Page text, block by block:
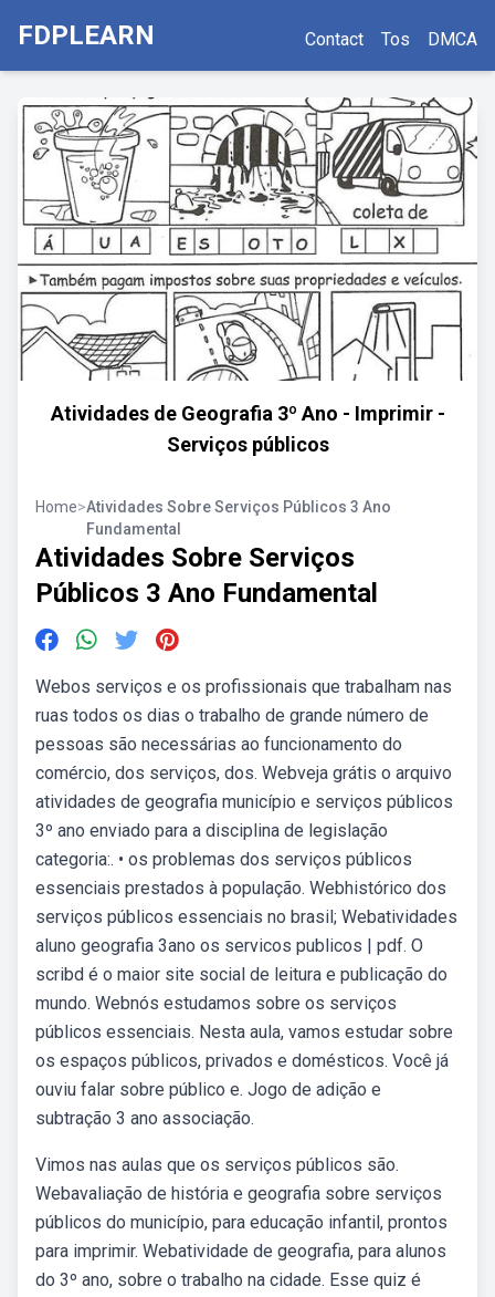
FDPLEARN Contact Tos DMCA
Atividades de Geografia 3º Ano - Imprimir -
Serviços públicos
Home>Atividades Sobre Serviços Públicos 3 Ano
Fundamental
Atividades Sobre Serviços
Públicos 3 Ano Fundamental
Webos serviços e os profissionais que trabalham nas
ruas todos os dias o trabalho de grande número de
pessoas são necessárias ao funcionamento do
comércio, dos serviços, dos. Webveja grátis o arquivo
atividades de geografia município e serviços públicos
3º ano enviado para a disciplina de legislação
categoria:. • os problemas dos serviços públicos
essenciais prestados à população. Webhistórico dos
serviços públicos essenciais no brasil; Webatividades
aluno geografia 3ano os servicos publicos | pdf. O
scribd é o maior site social de leitura e publicação do
mundo. Webnós estudamos sobre os serviços
públicos essenciais. Nesta aula, vamos estudar sobre
os espaços públicos, privados e domésticos. Você já
ouviu falar sobre público e. Jogo de adição e
subtração 3 ano associação.
Vimos nas aulas que os serviços públicos são.
Webavaliação de história e geografia sobre serviços
públicos do município, para educação infantil, prontos
para imprimir. Webatividade de geografia, para alunos
do 3º ano, sobre o trabalho na cidade. Esse quiz é